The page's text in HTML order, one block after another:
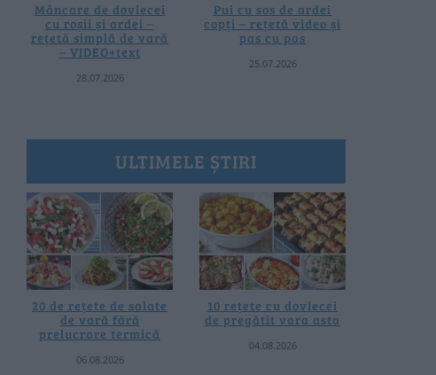
Mâncare de dovlecei
cu roșii și ardei –
rețetă simplă de vară
– VIDEO+text
28.07.2026
Pui cu sos de ardei
copți – rețetă video și
pas cu pas
25.07.2026
ULTIMELE ȘTIRI
20 de rețete de salate
de vară fără
prelucrare termică
06.08.2026
10 rețete cu dovlecei
de pregătit vara asta
04.08.2026